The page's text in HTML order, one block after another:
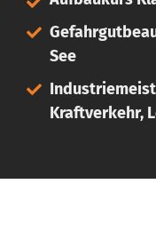
See
Kraftverkehr,